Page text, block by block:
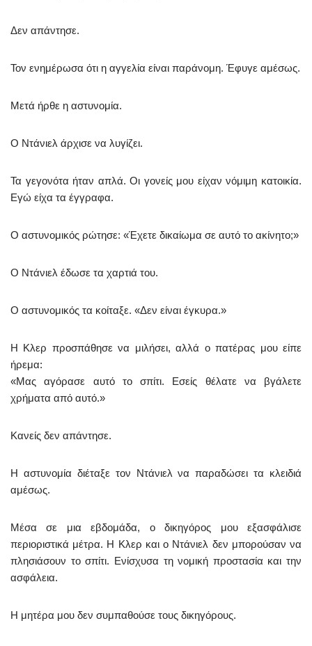
Δεν απάντησε.
Τον ενημέρωσα ότι η αγγελία είναι παράνομη. Έφυγε αμέσως.
Μετά ήρθε η αστυνομία.
Ο Ντάνιελ άρχισε να λυγίζει.
Τα γεγονότα ήταν απλά. Οι γονείς μου είχαν νόμιμη κατοικία.
Εγώ είχα τα έγγραφα.
Ο αστυνομικός ρώτησε: «Έχετε δικαίωμα σε αυτό το ακίνητο;»
Ο Ντάνιελ έδωσε τα χαρτιά του.
Ο αστυνομικός τα κοίταξε. «Δεν είναι έγκυρα.»
Η Κλερ προσπάθησε να μιλήσει, αλλά ο πατέρας μου είπε
ήρεμα:
«Μας αγόρασε αυτό το σπίτι. Εσείς θέλατε να βγάλετε
χρήματα από αυτό.»
Κανείς δεν απάντησε.
Η αστυνομία διέταξε τον Ντάνιελ να παραδώσει τα κλειδιά
αμέσως.
Μέσα σε μια εβδομάδα, ο δικηγόρος μου εξασφάλισε
περιοριστικά μέτρα. Η Κλερ και ο Ντάνιελ δεν μπορούσαν να
πλησιάσουν το σπίτι. Ενίσχυσα τη νομική προστασία και την
ασφάλεια.
Η μητέρα μου δεν συμπαθούσε τους δικηγόρους.